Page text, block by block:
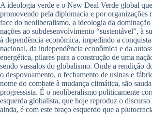
A ideologia verde e o New Deal Verde global
promovendo pela diplomacia e por organizações
face do neoliberalismo, a ideologia da dominação
nações ao subdesenvolvimento “sustentável”, à
à dependência econômica, impedindo a
nacional, da independência econômica e da
energética, pilares para a construção de uma
sendo vassalos do globalismo. Onde a rendição
o despovoamento, o fechamento de usinas e
nome do combate à mudança climática, são
progressista. É o neoliberalismo politicamente
esquerda globalista, que hoje reproduz o
ainda, é com este braço esquerdo que a